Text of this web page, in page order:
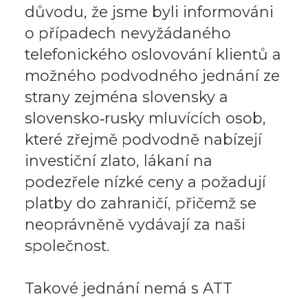
důvodu, že jsme byli informováni
o případech nevyžádaného
telefonického oslovování klientů a
možného podvodného jednání ze
strany zejména slovensky a
slovensko‑rusky mluvících osob,
které zřejmě podvodně nabízejí
investiční zlato, lákaní na
podezřele nízké ceny a požadují
platby do zahraničí, přičemž se
neoprávněně vydávají za naši
společnost.
Takové jednání nemá s ATT